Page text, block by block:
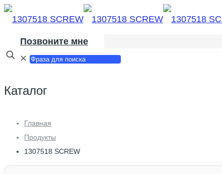
Позвоните мне
✕
Каталог
Главная
Продукты
1307518 SCREW